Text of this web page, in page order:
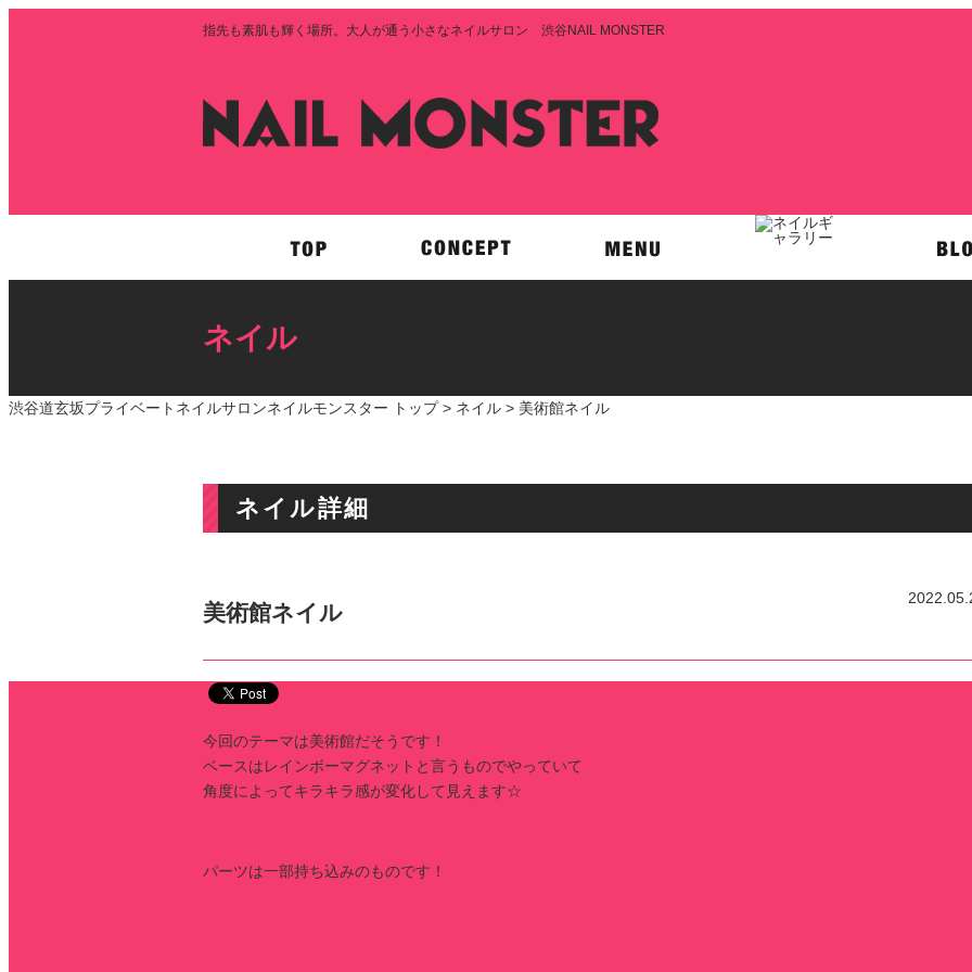
指先も素肌も輝く場所。大人が通う小さなネイルサロン 渋谷NAIL MONSTER
ネイル
渋谷道玄坂プライベートネイルサロンネイルモンスター トップ > ネイル > 美術館ネイル
ネイル詳細
美術館ネイル
今回のテーマは美術館だそうです！
ベースはレインボーマグネットと言うものでやっていて
角度によってキラキラ感が変化して見えます☆
パーツは一部持ち込みのものです！